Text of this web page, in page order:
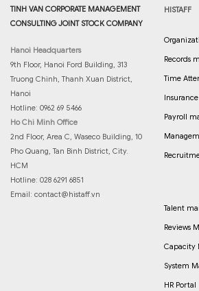
TINH VAN CORPORATE MANAGEMENT
CONSULTING JOINT STOCK COMPANY
Hanoi Headquarters
9th Floor, Hanoi Ford Building, 313
Truong Chinh, Thanh Xuan District,
Hanoi
Hotline: 0962 69 5466
Ho Chi Minh Office
2nd Floor, Area C, Waseco Building, 10
Pho Quang, Tan Binh District, City.
HCM
Hotline: 028 6291 6851
Email: contact@histaff.vn
HISTAFF
Records
Time
Payroll
Talent
Reviews
Capacity
System
HR Portal